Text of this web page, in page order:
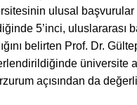
ulusal başvurular
5’inci, uluslararası
belirten Prof. Dr.
üniversite
açısından da